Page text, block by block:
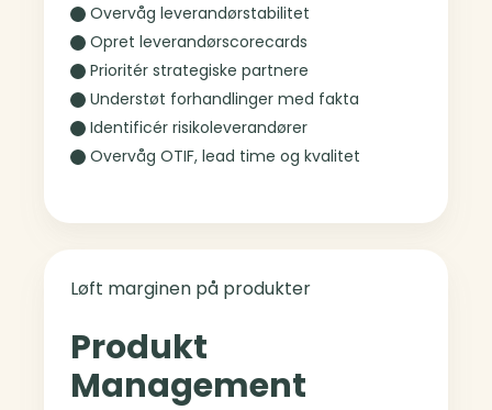
Overvåg leverandørstabilitet
Opret leverandørscorecards
Prioritér strategiske partnere
Understøt forhandlinger med fakta
Identificér risikoleverandører
Overvåg OTIF, lead time og kvalitet
Løft marginen på produkter
Produkt
Management